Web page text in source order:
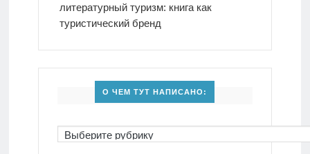
литературный туризм: книга как
туристический бренд
О ЧЕМ ТУТ НАПИСАНО: